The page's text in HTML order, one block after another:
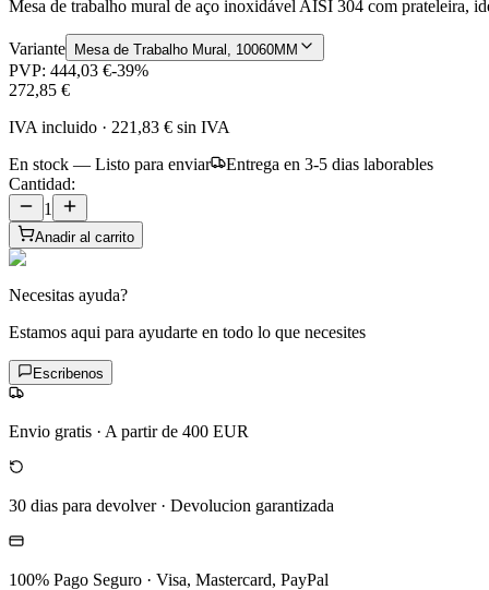
Mesa de trabalho mural de aço inoxidável AISI 304 com prateleira,
Variante Mesa de Trabalho Mural, 10060MM
PVP: 444,03 €-39%
272,85 €
IVA incluido · 221,83 € sin IVA
En stock — Listo para enviar
Entrega en 3-5 dias laborables
Cantidad:
1
Anadir al carrito
Necesitas ayuda?
Estamos aqui para ayudarte en todo lo que necesites
Escribenos
Envio gratis · A partir de 400 EUR
30 dias para devolver· Devolucion garantizada
100% Pago Seguro · Visa, Mastercard, PayPal